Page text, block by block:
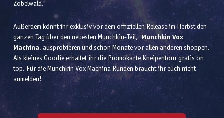
Zobelwald.
Außerdem könnt ihr exklusiv vor dem offiziellen Release im Herbst den
ganzen Tag über den neuesten Munchkin-Teil,
Munchkin Vox
Machina, ausprobieren und schon Monate vor allen anderen shoppen.
Als kleines Goodie erhaltet ihr die Promokarte Kneipentour gratis on
top. Für die Munchkin Vox Machina Runden braucht ihr euch nicht
anmelden!